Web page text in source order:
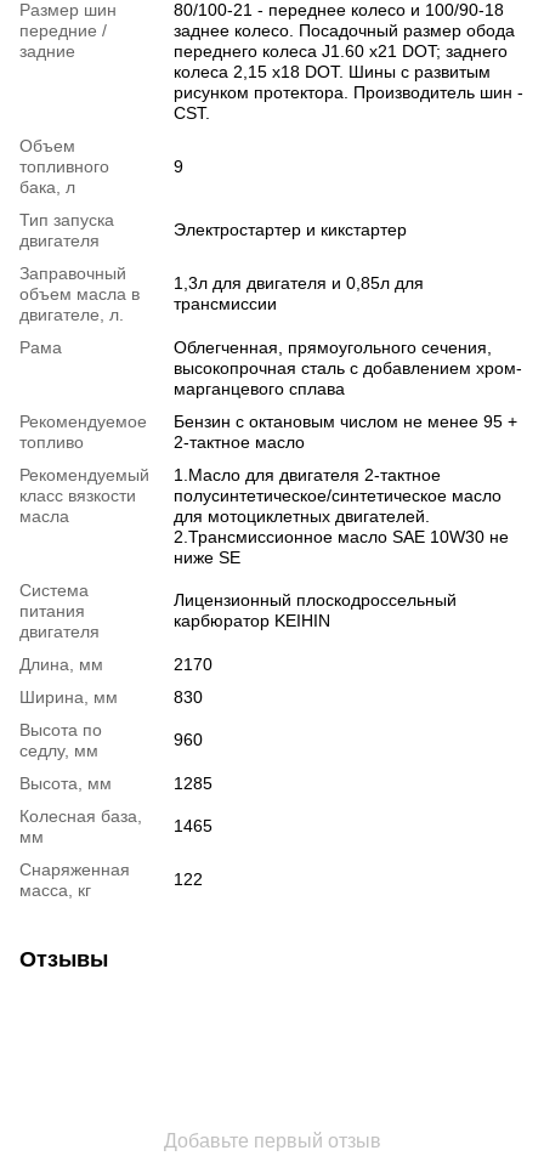
Размер шин
передние /
задние
80/100-21 - переднее колесо и 100/90-18
заднее колесо. Посадочный размер обода
переднего колеса J1.60 х21 DOT; заднего
колеса 2,15 х18 DOT. Шины с развитым
рисунком протектора. Производитель шин -
CST.
Объем
топливного
бака, л
9
Тип запуска
двигателя
Электростартер и кикстартер
Заправочный
oбъем масла в
двигателе, л.
1,3л для двигателя и 0,85л для
трансмиссии
Рама
Облегченная, прямоугольного сечения,
высокопрочная сталь с добавлением хром-
марганцевого сплава
Рекомендуемое
топливо
Бензин с октановым числом не менее 95 +
2-тактное масло
Рекомендуемый
класс вязкости
масла
1.Масло для двигателя 2-тактное
полусинтетическое/синтетическое масло
для мотоциклетных двигателей.
2.Трансмиссионное масло SAE 10W30 не
ниже SE
Система
питания
двигателя
Лицензионный плоскодроссельный
карбюратор KEIHIN
Длина, мм
2170
Ширина, мм
830
Высота по
седлу, мм
960
Высота, мм
1285
Колесная база,
мм
1465
Снаряженная
масса, кг
122
Отзывы
Добавьте первый отзыв